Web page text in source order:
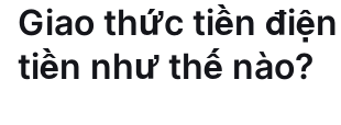
Giao thức tiền
tiền như thế nào?